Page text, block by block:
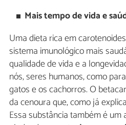
Mais tempo de vida e
Uma dieta rica em
sistema imunológico mais
qualidade de vida e a
nós, seres humanos, como
gatos e os cachorros. O
da cenoura que, como já
Essa substância também é